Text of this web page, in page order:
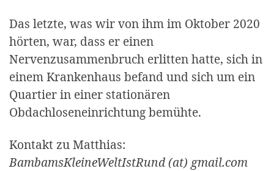
Das letzte, was wir von ihm im Oktober 2020
hörten, war, dass er einen
Nervenzusammenbruch erlitten hatte, sich in
einem Krankenhaus befand und sich um ein
Quartier in einer stationären
Obdachloseneinrichtung bemühte.
Kontakt zu Matthias:
BambamsKleineWeltIstRund (at) gmail.com